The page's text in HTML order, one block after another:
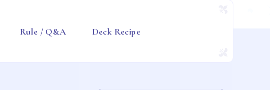
Rule / Q&A Deck Recipe